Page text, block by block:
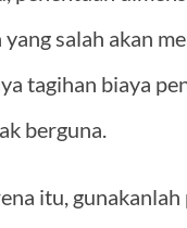
yang salah akan
tagihan biaya
berguna.
itu,